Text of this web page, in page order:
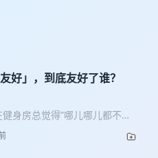
好」，到底友好了谁？
健身房总觉得”哪儿哪儿都不对
到底是出于营销噱头，还是真
关注我们｜ 大脑跑不赢四肢